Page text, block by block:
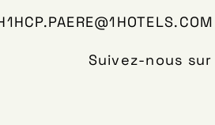
Suivez-nous sur